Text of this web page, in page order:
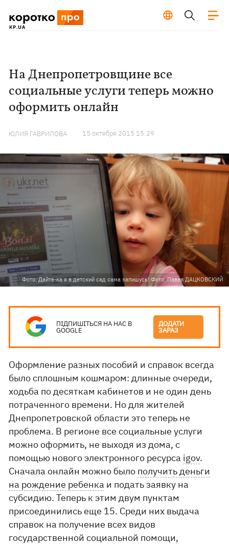
На Днепропетровщине все
социальные услуги теперь можно
оформить онлайн
ЮЛИЯ ГАВРИЛОВА 15 октября 2015 15:29
Фото: Дайте-ка я в детский сад сама запишусь! Фото: Павел ДАЦКОВСКИЙ
ПІДПИШІТЬСЯ НА НАС В
GOOGLE
ДОДАТИ
ЗАРАЗ
Оформление разных пособий и справок всегда
было сплошным кошмаром: длинные очереди,
ходьба по десяткам кабинетов и не один день
потраченного времени. Но для жителей
Днепропетровской области это теперь не
проблема. В регионе все социальные услуги
можно оформить, не выходя из дома, с
помощью нового электронного ресурса igov.
Сначала онлайн можно было получить деньги
на рождение ребенка и подать заявку на
субсидию. Теперь к этим двум пунктам
присоединились еще 15. Среди них выдача
справок на получение всех видов
государственной социальной помощи,